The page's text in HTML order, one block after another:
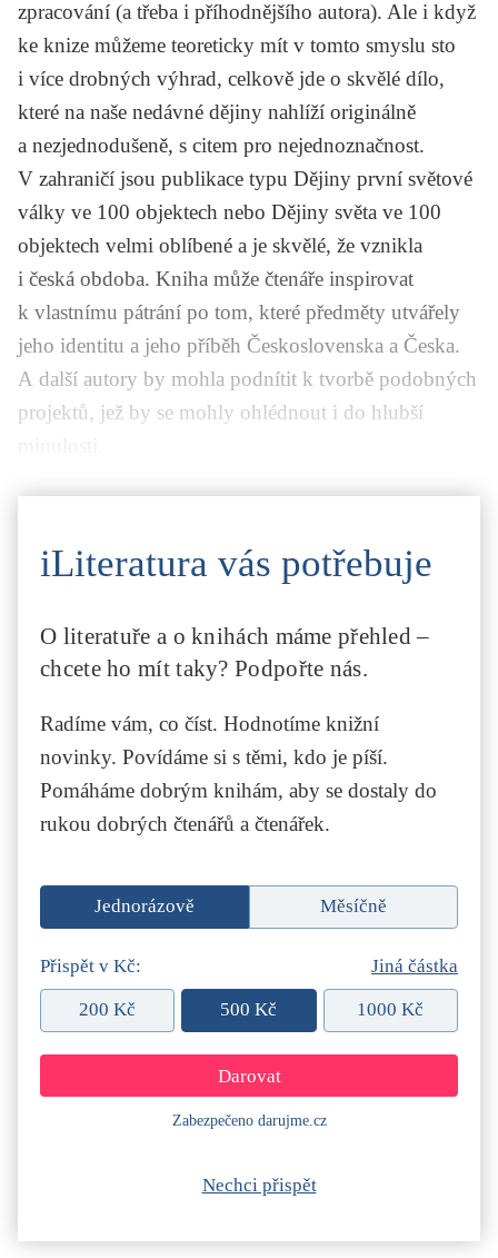
zpracování (a třeba i příhodnějšího autora). Ale i když
ke knize můžeme teoreticky mít v tomto smyslu sto
i více drobných výhrad, celkově jde o skvělé dílo,
které na naše nedávné dějiny nahlíží originálně
a nezjednodušeně, s citem pro nejednoznačnost.
V zahraničí jsou publikace typu Dějiny první světové
války ve 100 objektech nebo Dějiny světa ve 100
objektech velmi oblíbené a je skvělé, že vznikla
i česká obdoba. Kniha může čtenáře inspirovat
k vlastnímu pátrání po tom, které předměty utvářely
jeho identitu a jeho příběh Československa a Česka.
A další autory by mohla podnítit k tvorbě podobných
projektů, jež by se mohly ohlédnout i do hlubší
iLiteratura vás potřebuje
O literatuře a o knihách máme přehled –
chcete ho mít taky? Podpořte nás.
Radíme vám, co číst. Hodnotíme knižní
novinky. Povídáme si s těmi, kdo je píší.
Pomáháme dobrým knihám, aby se dostaly do
rukou dobrých čtenářů a čtenářek.
Jednorázově Měsíčně
Přispět v Kč: Jiná částka
200 Kč 500 Kč 1000 Kč
Zabezpečeno darujme.cz
Nechci přispět